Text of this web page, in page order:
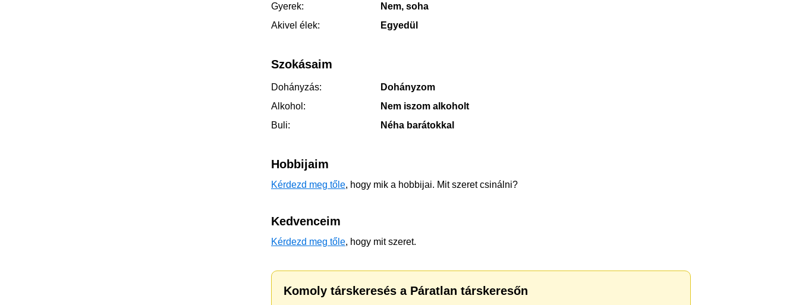
Gyerek:
Nem, soha
Akivel élek:
Egyedül
Szokásaim
Dohányzás:
Dohányzom
Alkohol:
Nem iszom alkoholt
Buli:
Néha barátokkal
Hobbijaim
Kérdezd meg tőle, hogy mik a hobbijai. Mit szeret csinálni?
Kedvenceim
Kérdezd meg tőle, hogy mit szeret.
Komoly társkeresés a Páratlan társkeresőn